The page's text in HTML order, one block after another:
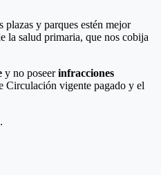
y parques estén mejor
la salud primaria, que nos cobija
y no poseerinfracciones
Circulación vigente pagado y el